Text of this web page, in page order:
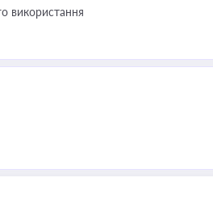
використання